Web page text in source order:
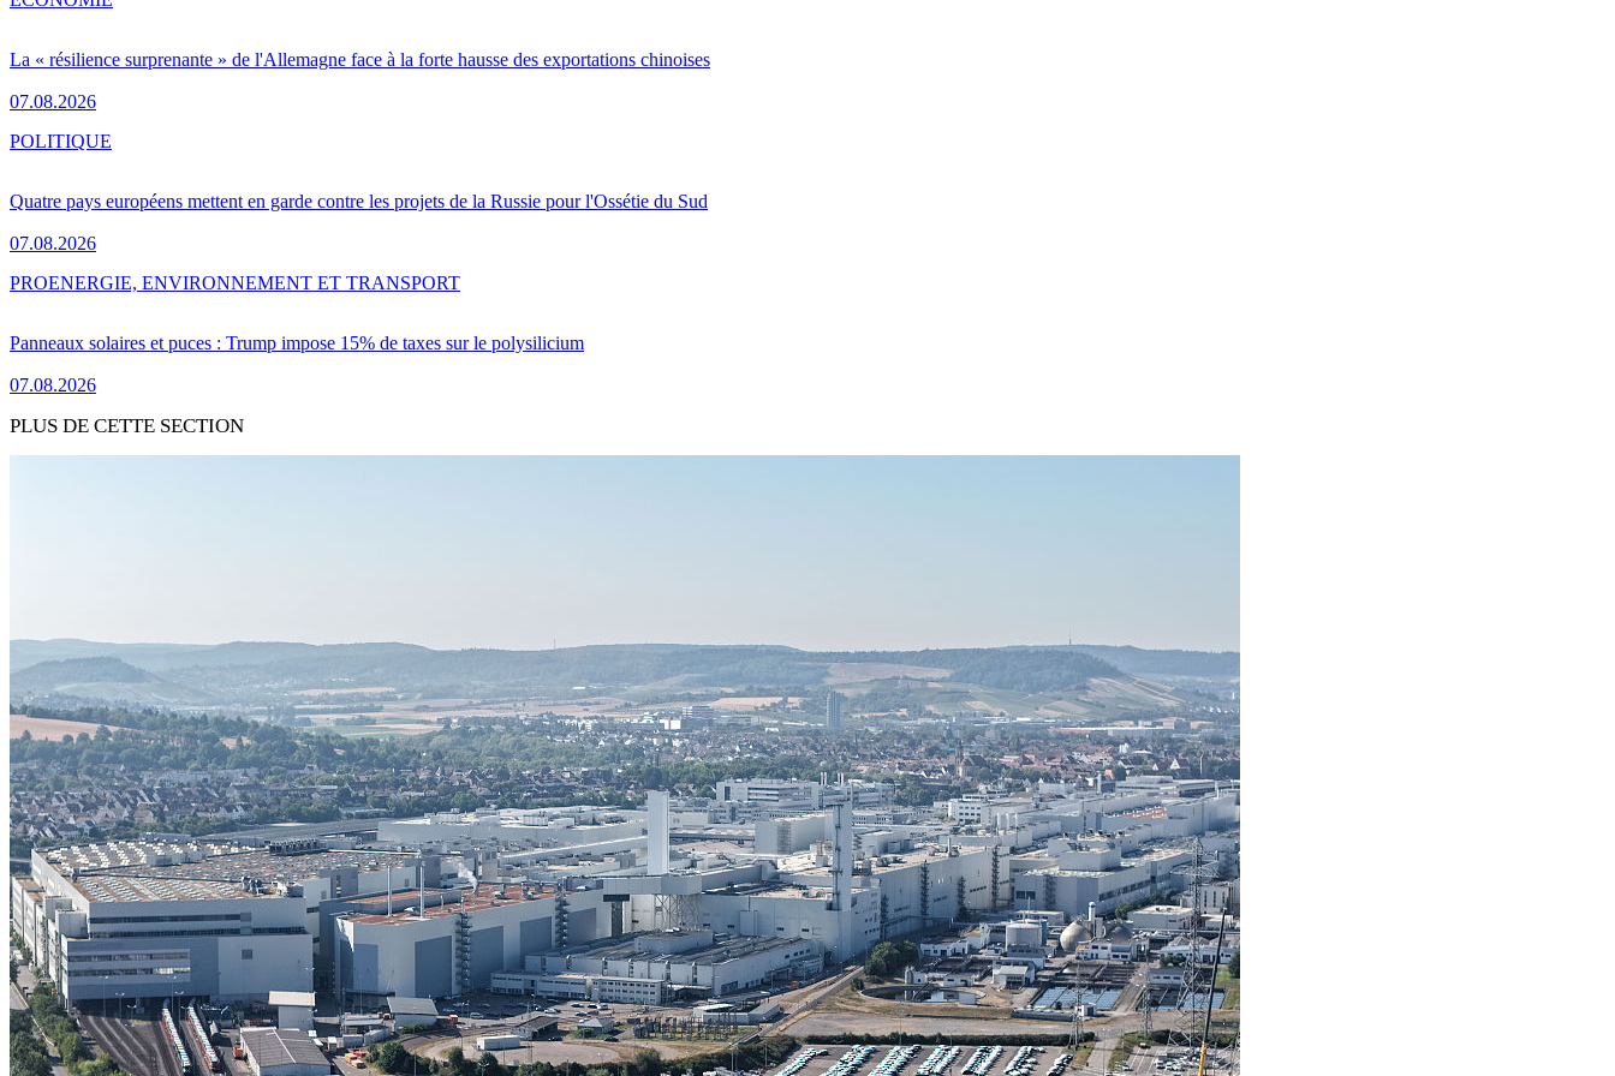
La « résilience surprenante » de l'Allemagne face à la forte hausse des exportations chinoises
07.08.2026
Quatre pays européens mettent en garde contre les projets de la Russie pour l'Ossétie du Sud
07.08.2026
POLITIQUE
Panneaux solaires et puces : Trump impose 15% de taxes sur le polysilicium
07.08.2026
PROENERGIE, ENVIRONNEMENT ET TRANSPORT
PLUS DE CETTE SECTION